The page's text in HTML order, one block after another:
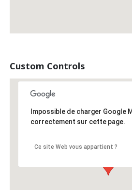
Custom Controls
Impossible de charger Google
correctement sur cette page.
Ce site Web vous appartient ?